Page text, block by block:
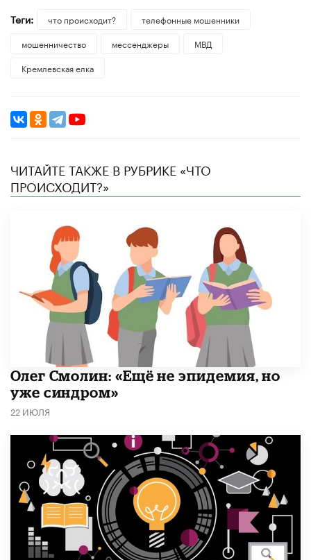
Теги:
что происходит?
телефонные мошенники
мошенничество
мессенджеры
МВД
Кремлевская елка
ЧИТАЙТЕ ТАКЖЕ В РУБРИКЕ «ЧТО
ПРОИСХОДИТ?»
​Олег Смолин: «Ещё не эпидемия, но
уже синдром»
22 ИЮЛЯ